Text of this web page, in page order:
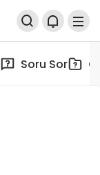
Soru Sor